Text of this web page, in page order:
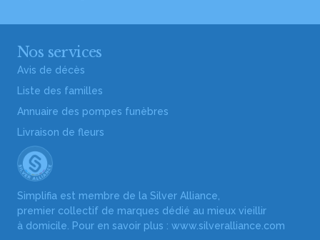
Nos services
Avis de décès
Liste des familles
Annuaire des pompes funèbres
Livraison de fleurs
Simplifia est membre de la Silver Alliance,
premier collectif de marques dédié au mieux vieillir
à domicile. Pour en savoir plus : www.silveralliance.com